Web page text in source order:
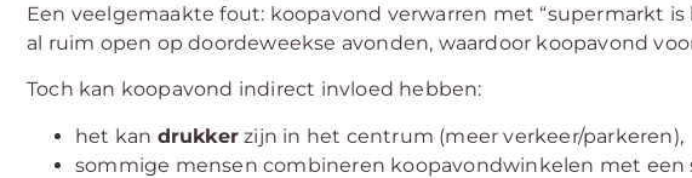
Een veelgemaakte fout: koopavond verwarren met “supermarkt
al ruim open op doordeweekse avonden, waardoor koopavond
Toch kan koopavond indirect invloed hebben:
het kan drukker zijn in het centrum (meer verkeer/parkeren),
sommige mensen combineren koopavondwinkelen met een